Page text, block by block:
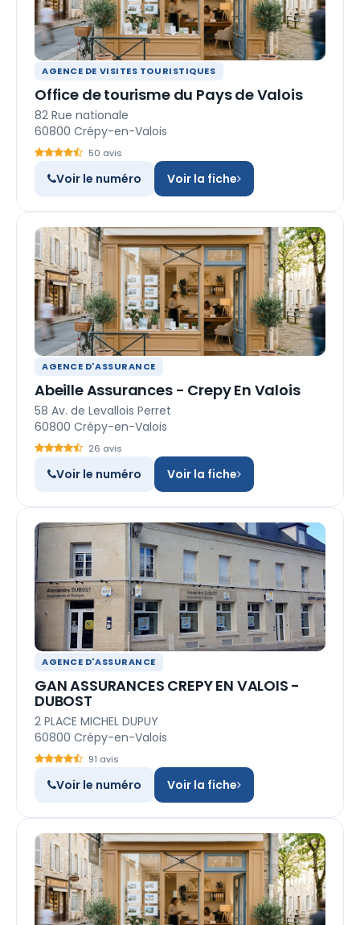
AGENCE DE VISITES TOURISTIQUES
Office de tourisme du Pays de Valois
82 Rue nationale
60800 Crépy-en-Valois
50 avis
Voir le numéro Voir la fiche
AGENCE D'ASSURANCE
Abeille Assurances - Crepy En Valois
58 Av. de Levallois Perret
60800 Crépy-en-Valois
26 avis
Voir le numéro Voir la fiche
AGENCE D'ASSURANCE
GAN ASSURANCES CREPY EN VALOIS -
DUBOST
2 PLACE MICHEL DUPUY
60800 Crépy-en-Valois
91 avis
Voir le numéro Voir la fiche